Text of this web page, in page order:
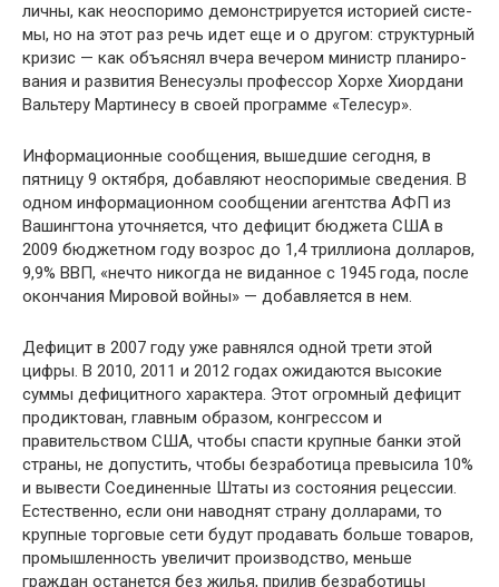
личны, как неоспоримо демонстрируется историей систе­
мы, но на этот раз речь идет еще и о другом: структурный
кризис — как объяснял вчера вечером министр планиро­
вания и развития Венесуэлы профессор Хорхе Хиордани
Вальтеру Мартинесу в своей программе «Телесур».
Информационные сообщения, вышедшие сегодня, в
пятницу 9 октября, добавляют неоспоримые сведения. В
одном информационном сообщении агентства АФП из
Вашингтона уточняется, что дефицит бюджета США в
2009 бюджетном году возрос до 1,4 триллиона долларов,
9,9% ВВП, «нечто никогда не виданное с 1945 года, после
окон­чания Мировой войны» — добавляется в нем.
Дефицит в 2007 году уже равнялся одной трети этой
цифры. В 2010, 2011 и 2012 годах ожидаются высокие
сум­мы дефицитного характера. Этот огромный дефицит
про­диктован, главным образом, конгрессом и
правительст­вом США, чтобы спасти крупные банки этой
страны, не допустить, чтобы безработица превысила 10%
и вывести Соединенные Штаты из состояния рецессии.
Естествен­но, если они наводнят страну долларами, то
крупные тор­говые сети будут продавать больше товаров,
промышлен­ность увеличит производство, меньше
граждан останется без жилья, прилив безработицы